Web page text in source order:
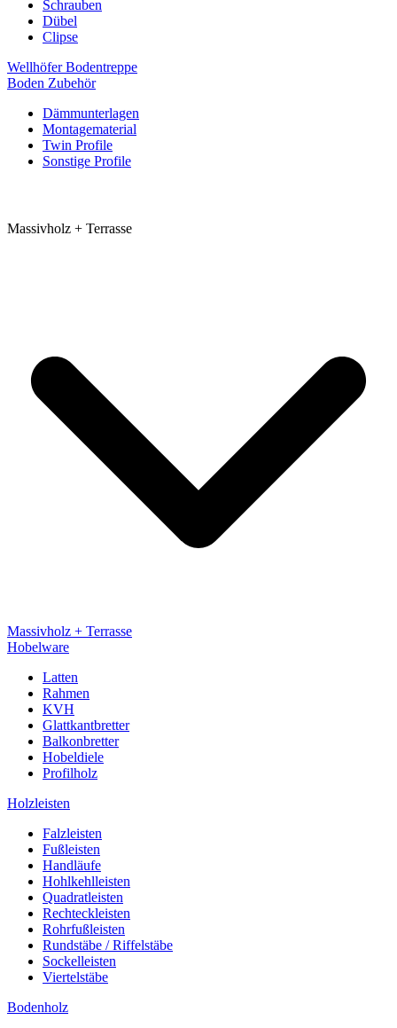
Schrauben
Dübel
Clipse
Wellhöfer Bodentreppe
Boden Zubehör
Dämmunterlagen
Montagematerial
Twin Profile
Sonstige Profile
Massivholz + Terrasse
Massivholz + Terrasse
Hobelware
Latten
Rahmen
KVH
Glattkantbretter
Balkonbretter
Hobeldiele
Profilholz
Holzleisten
Falzleisten
Fußleisten
Handläufe
Hohlkehlleisten
Quadratleisten
Rechteckleisten
Rohrfußleisten
Rundstäbe / Riffelstäbe
Sockelleisten
Viertelstäbe
Bodenholz